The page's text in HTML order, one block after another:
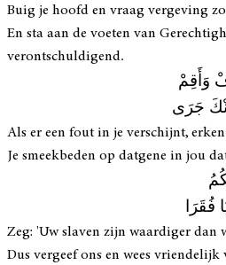
Buig je hoofd en vraag vergeving
En sta aan de voeten van
verontschuldigend.
وَأَقِمْ
جَرَى
Als er een fout in je verschijnt,
Je smeekbeden op datgene in jou
فُقَرَا
Zeg: 'Uw slaven zijn waardiger
Dus vergeef ons en wees vriendelijk